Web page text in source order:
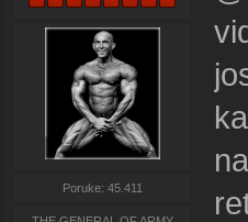
Poruke: 45.411